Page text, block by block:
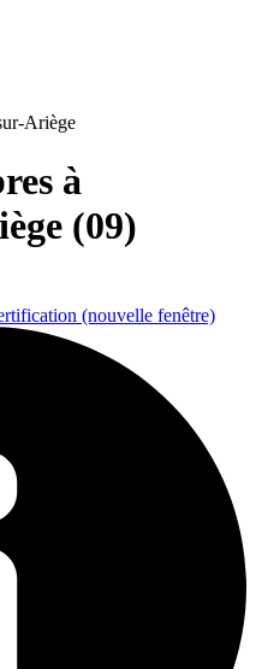
Ariège
à
(09)
(nouvelle fenêtre)